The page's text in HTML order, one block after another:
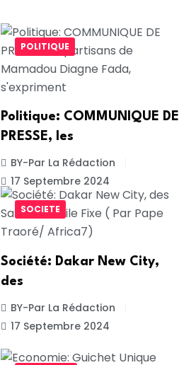
POLITIQUE
Politique: COMMUNIQUE DE
PRESSE, les
BY-Par La Rédaction
17 Septembre 2024
SOCIETE
Société: Dakar New City,
des
BY-Par La Rédaction
17 Septembre 2024